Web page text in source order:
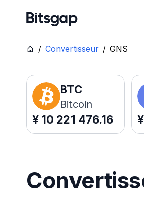
/ Convertisseur / GNS
BTC
Bitcoin
¥ 10 221 476.16 ¥